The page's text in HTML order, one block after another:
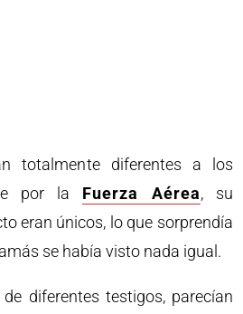
totalmente diferentes a los
por la Fuerza Aérea, su
eran únicos, lo que sorprendía
se había visto nada igual.
diferentes testigos, parecían